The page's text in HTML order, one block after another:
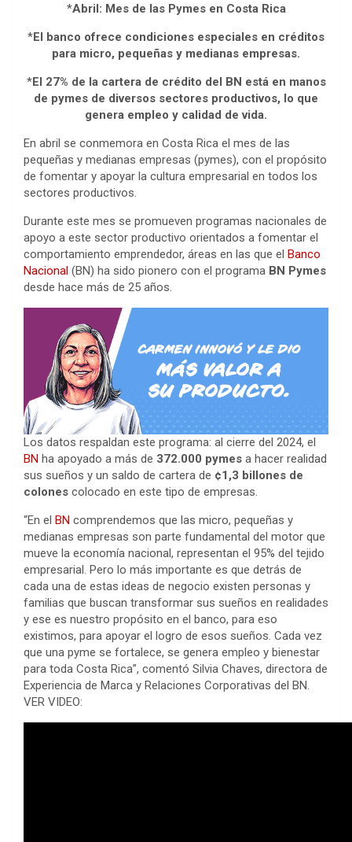
*Abril: Mes de las Pymes en Costa Rica
*El banco ofrece condiciones especiales en créditos
para micro, pequeñas y medianas empresas.
*El 27% de la cartera de crédito del BN está en manos
de pymes de diversos sectores productivos, lo que
genera empleo y calidad de vida.
En abril se conmemora en Costa Rica el mes de las
pequeñas y medianas empresas (pymes), con el propósito
de fomentar y apoyar la cultura empresarial en todos los
sectores productivos.
Durante este mes se promueven programas nacionales de
apoyo a este sector productivo orientados a fomentar el
comportamiento emprendedor, áreas en las que el Banco
Nacional (BN) ha sido pionero con el programa BN Pymes
desde hace más de 25 años.
Los datos respaldan este programa: al cierre del 2024, el
BN ha apoyado a más de 372.000 pymes a hacer realidad
sus sueños y un saldo de cartera de ¢1,3 billones de
colones colocado en este tipo de empresas.
“En el BN comprendemos que las micro, pequeñas y
medianas empresas son parte fundamental del motor que
mueve la economía nacional, representan el 95% del tejido
empresarial. Pero lo más importante es que detrás de
cada una de estas ideas de negocio existen personas y
familias que buscan transformar sus sueños en realidades
y ese es nuestro propósito en el banco, para eso
existimos, para apoyar el logro de esos sueños. Cada vez
que una pyme se fortalece, se genera empleo y bienestar
para toda Costa Rica”, comentó Silvia Chaves, directora de
Experiencia de Marca y Relaciones Corporativas del BN.
VER VIDEO: